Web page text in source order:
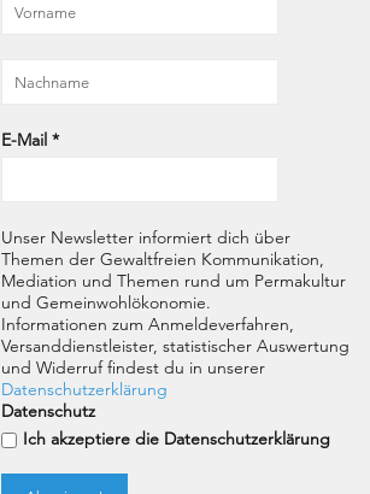
E-Mail*
Unser Newsletter informiert dich über
Themen der Gewaltfreien Kommunikation,
Mediation und Themen rund um Permakultur
und Gemeinwohlökonomie.
Informationen zum Anmeldeverfahren,
Versanddienstleister, statistischer Auswertung
und Widerruf findest du in unserer
Datenschutzerklärung
Datenschutz
Ich akzeptiere die Datenschutzerklärung